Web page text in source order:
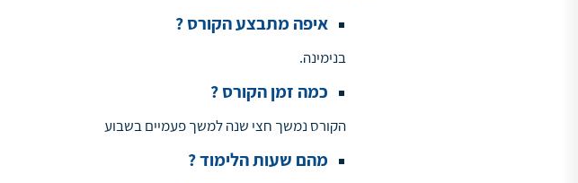
איפה מתבצע הקורס ?
בנימינה.
כמה זמן הקורס ?
הקורס נמשך חצי שנה למשך פעמיים בשבוע
מהם שעות הלימוד ?